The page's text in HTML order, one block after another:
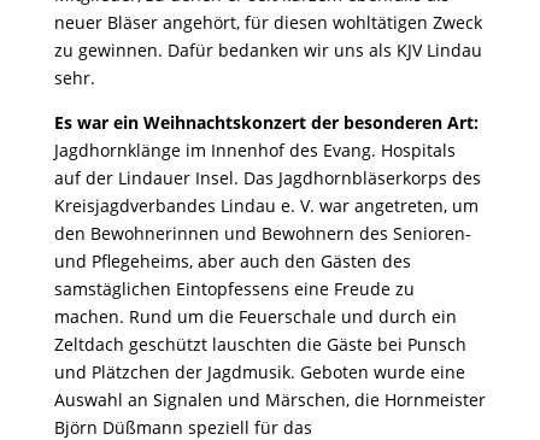
neuer Bläser angehört, für diesen wohltätigen Zweck
zu gewinnen. Dafür bedanken wir uns als KJV Lindau
sehr.
Es war ein Weihnachtskonzert der besonderen Art:
Jagdhornklänge im Innenhof des Evang. Hospitals
auf der Lindauer Insel. Das Jagdhornbläserkorps des
Kreisjagdverbandes Lindau e. V. war angetreten, um
den Bewohnerinnen und Bewohnern des Senioren-
und Pflegeheims, aber auch den Gästen des
samstäglichen Eintopfessens eine Freude zu
machen. Rund um die Feuerschale und durch ein
Zeltdach geschützt lauschten die Gäste bei Punsch
und Plätzchen der Jagdmusik. Geboten wurde eine
Auswahl an Signalen und Märschen, die Hornmeister
Björn Düßmann speziell für das